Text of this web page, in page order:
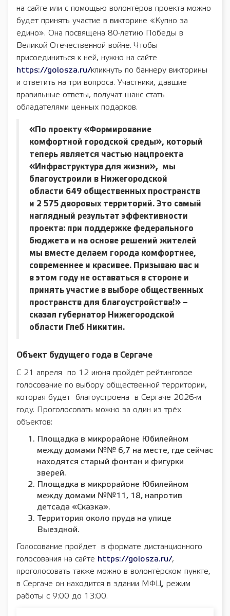
на сайте или с помощью волонтёров проекта можно
будет принять участие в викторине «Купно за
едино». Она посвящена 80-летию Победы в
Великой Отечественной войне. Чтобы
присоединиться к ней, нужно на сайте
https://golosza.ru/кликнуть по баннеру викторины
и ответить на три вопроса. Участники, давшие
правильные ответы, получат шанс стать
обладателями ценных подарков.
«По проекту «Формирование
комфортной городской среды», который
теперь является частью нацпроекта
«Инфраструктура для жизни», мы
благоустроили в Нижегородской
области 649 общественных пространств
и 2 575 дворовых территорий. Это самый
наглядный результат эффективности
проекта: при поддержке федерального
бюджета и на основе решений жителей
мы вместе делаем города комфортнее,
современнее и красивее. Призываю вас и
в этом году не оставаться в стороне и
принять участие в выборе общественных
пространств для благоустройства!» –
сказал губернатор Нижегородской
области Глеб Никитин.
Объект будущего года в Сергаче
С 21 апреля по 12 июня пройдёт рейтинговое
голосование по выбору общественной территории,
которая будет благоустроена в Сергаче 2026-м
году. Проголосовать можно за один из трёх
объектов:
Площадка в микрорайоне Юбилейном
между домами №№ 6,7 на месте, где сейчас
находятся старый фонтан и фигурки
зверей.
Площадка в микрорайоне Юбилейном
между домами №№11, 18, напротив
детсада «Сказка».
Территория около пруда на улице
Выездной.
Голосование пройдет в формате дистанционного
голосования на сайте https://golosza.ru/,
проголосовать также можно в волонтёрском пункте,
в Сергаче он находится в здании МФЦ, режим
работы с 9:00 до 13:00.